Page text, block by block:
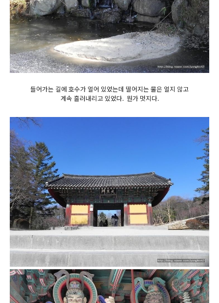
들어가는 길에 호수가 얼어 있었는데 떨어지는 물은 얼지 않고
계속 흘러내리고 있었다. 뭔가 멋지다.